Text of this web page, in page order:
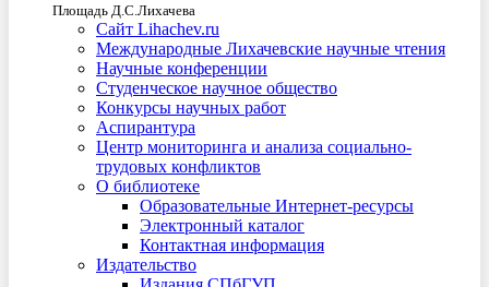
Площадь Д.С.Лихачева
Сайт Lihachev.ru
Международные Лихачевские научные чтения
Научные конференции
Студенческое научное общество
Конкурсы научных работ
Аспирантура
Центр мониторинга и анализа социально-
трудовых конфликтов
О библиотеке
Образовательные Интернет-ресурсы
Электронный каталог
Контактная информация
Издательство